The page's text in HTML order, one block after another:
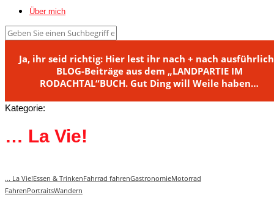
Über mich
Ja, ihr seid richtig: Hier lest ihr nach + nach
BLOG-Beiträge aus dem „LANDPARTIE IM
RODACHTAL“BUCH. Gut Ding will Weile haben…
Kategorie:
… La Vie!
... La Vie!Essen & TrinkenFahrrad fahrenGastronomieMotorrad
FahrenPortraitsWandern